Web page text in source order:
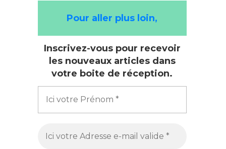
Pour aller plus loin,
Inscrivez-vous pour recevoir
les nouveaux articles dans
votre boite de réception.